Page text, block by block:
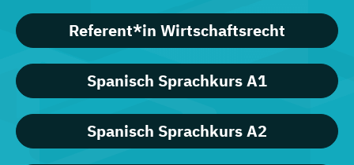
Referent*in Wirtschaftsrecht
Spanisch Sprachkurs A1
Spanisch Sprachkurs A2